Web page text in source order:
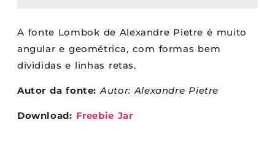
A fonte Lombok de Alexandre Pietre é muito
angular e geométrica, com formas bem
divididas e linhas retas.
Autor da fonte: Autor: Alexandre Pietre
Download: Freebie Jar